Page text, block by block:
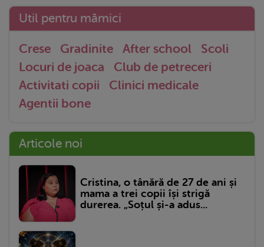
Util pentru mămici
Crese Gradinite After school
Scoli
Locuri de joaca
Club de petreceri
Activitati copii
Clinici medicale
Agentii bone
Articole noi
Cristina, o tânără de 27 de ani și
mama a trei copii își strigă
durerea. „Soțul și-a adus...